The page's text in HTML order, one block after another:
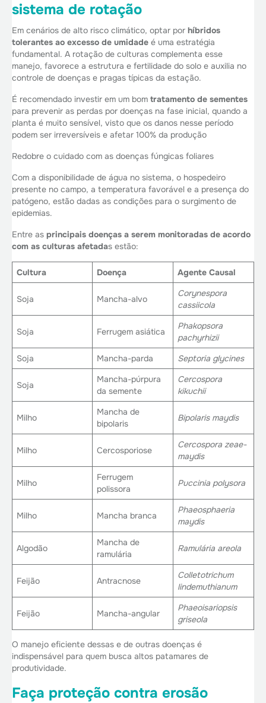
sistema de rotação
Em cenários de alto risco climático, optar por híbridos
tolerantes ao excesso de umidade é uma estratégia
fundamental. A rotação de culturas complementa esse
manejo, favorece a estrutura e fertilidade do solo e auxilia no
controle de doenças e pragas típicas da estação.
É recomendado investir em um bom tratamento de sementes
para prevenir as perdas por doenças na fase inicial, quando a
planta é muito sensível, visto que os danos nesse período
podem ser irreversíveis e afetar 100% da produção
Redobre o cuidado com as doenças fúngicas foliares
Com a disponibilidade de água no sistema, o hospedeiro
presente no campo, a temperatura favorável e a presença do
patógeno, estão dadas as condições para o surgimento de
epidemias.
Entre as principais doenças a serem monitoradas de acordo
com as culturas afetadas estão:
Cultura Doença Agente Causal
Soja Mancha-alvo
Corynespora
cassiicola
Soja Ferrugem asiática
Phakopsora
pachyrhizii
Soja
Mancha-parda Septoria glycines
Soja
Mancha-púrpura
da semente
Cercospora
kikuchii
Milho
Mancha de
bipolaris
Bipolaris maydis
Milho Cercosporiose
Cercospora zeae-
maydis
Milho
Ferrugem
polissora
Puccinia polysora
Milho Mancha branca
Phaeosphaeria
maydis
Algodão
Mancha de
ramulária
Ramulária areola
Feijão Antracnose
Colletotrichum
lindemuthianum
Feijão Mancha-angular
Phaeoisariopsis
griseola
O manejo eficiente dessas e de outras doenças é
indispensável para quem busca altos patamares de
produtividade.
Faça proteção contra erosão